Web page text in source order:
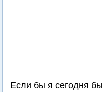
Если бы я сегодня